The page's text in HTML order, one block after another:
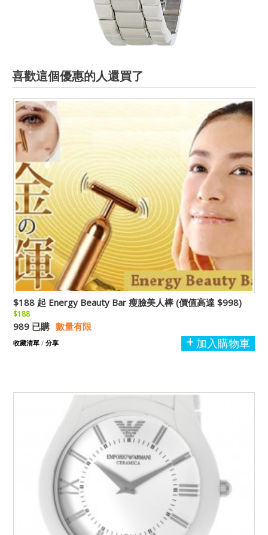
喜歡這個優惠的人還買了
$188 起 Energy Beauty Bar 瘦臉美人棒 (價值高達 $998)
$188
989 已購 數量有限
加入購物車
收藏清單 / 分享